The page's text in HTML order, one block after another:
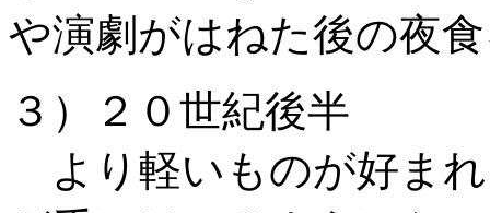
や演劇がはねた後の夜
３）２０世紀後半
より軽いものが好ま